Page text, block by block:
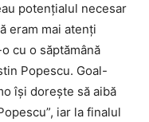
potențialul necesar
eram mai atenți
cu o săptămână
Popescu. Goal-
își dorește să aibă
iar la finalul